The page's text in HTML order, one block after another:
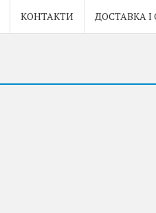
КОНТАКТИ ДОСТАВКА